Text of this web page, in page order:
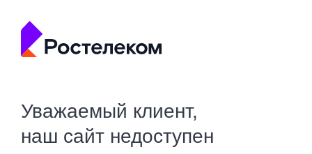
Уважаемый клиент,
наш сайт недоступен